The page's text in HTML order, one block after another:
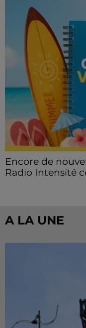
Encore de
Radio Intensité
A LA UNE